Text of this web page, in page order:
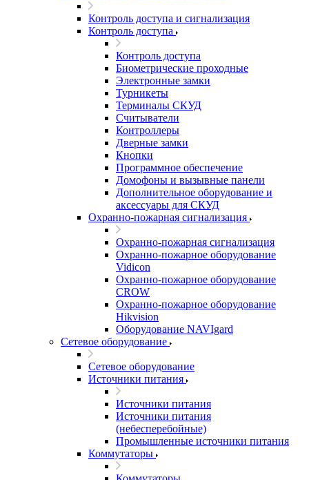
Контроль доступа и сигнализация
Контроль доступа
Контроль доступа
Биометрические проходные
Электронные замки
Турникеты
Терминалы СКУД
Считыватели
Контроллеры
Дверные замки
Кнопки
Программное обеспечение
Домофоны и вызывные панели
Дополнительное оборудование и
аксессуары для СКУД
Охранно-пожарная сигнализация
Охранно-пожарная сигнализация
Охранно-пожарное оборудование
Vidicon
Охранно-пожарное оборудование
CROW
Охранно-пожарное оборудование
Hikvision
Оборудование NAVIgard
Сетевое оборудование
Сетевое оборудование
Источники питания
Источники питания
Источники питания
(небесперебойные)
Промышленные источники питания
Коммутаторы